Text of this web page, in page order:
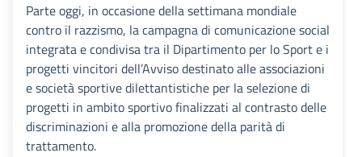
Parte oggi, in occasione della settimana mondiale
contro il razzismo, la campagna di comunicazione social
integrata e condivisa tra il Dipartimento per lo Sport e i
progetti vincitori dell’Avviso destinato alle associazioni
e società sportive dilettantistiche per la selezione di
progetti in ambito sportivo finalizzati al contrasto delle
discriminazioni e alla promozione della parità di
trattamento.